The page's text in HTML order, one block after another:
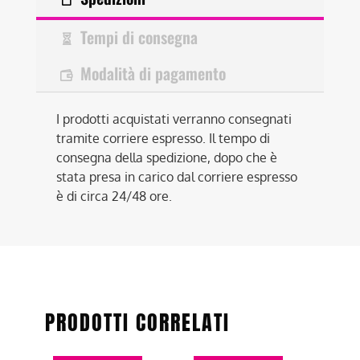
Tempi di consegna
Modalità di pagamento
I prodotti acquistati verranno consegnati
tramite corriere espresso. Il tempo di
consegna della spedizione, dopo che è
stata presa in carico dal corriere espresso
è di circa 24/48 ore.
PRODOTTI CORRELATI